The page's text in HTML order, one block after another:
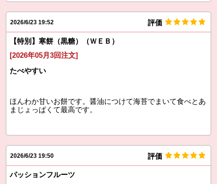
2026/6/23 19:52 評価
【特別】寒餅（黒糖）（ＷＥＢ）
[2026年05月3回注文]
たべやすい
ほんわか甘いお餅です。醤油につけて海苔でまいて食べとあ
まじょっぱくて最高です。
2026/6/23 19:50 評価
パッションフルーツ